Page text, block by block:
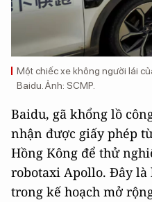
Một chiếc xe không người lái
Baidu. Ảnh: SCMP.
Baidu, gã khổng lồ
nhận được giấy phép
Hồng Kông để thử
robotaxi Apollo. Đây
trong kế hoạch mở